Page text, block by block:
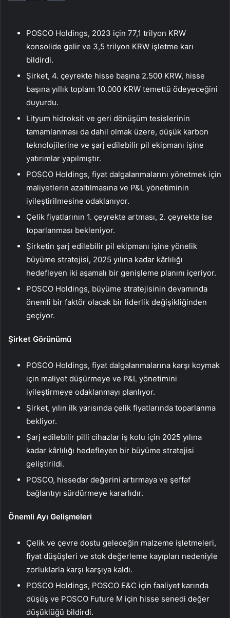
POSCO Holdings, 2023 için 77,1 trilyon KRW
konsolide gelir ve 3,5 trilyon KRW işletme karı
bildirdi.
Şirket, 4. çeyrekte hisse başına 2.500 KRW, hisse
başına yıllık toplam 10.000 KRW temettü ödeyeceğini
duyurdu.
Lityum hidroksit ve geri dönüşüm tesislerinin
tamamlanması da dahil olmak üzere, düşük karbon
teknolojilerine ve şarj edilebilir pil ekipmanı işine
yatırımlar yapılmıştır.
POSCO Holdings, fiyat dalgalanmalarını yönetmek için
maliyetlerin azaltılmasına ve P&L yönetiminin
iyileştirilmesine odaklanıyor.
Çelik fiyatlarının 1. çeyrekte artması, 2. çeyrekte ise
toparlanması bekleniyor.
Şirketin şarj edilebilir pil ekipmanı işine yönelik
büyüme stratejisi, 2025 yılına kadar kârlılığı
hedefleyen iki aşamalı bir genişleme planını içeriyor.
POSCO Holdings, büyüme stratejisinin devamında
önemli bir faktör olacak bir liderlik değişikliğinden
geçiyor.
Şirket Görünümü
POSCO Holdings, fiyat dalgalanmalarına karşı koymak
için maliyet düşürmeye ve P&L yönetimini
iyileştirmeye odaklanmayı planlıyor.
Şirket, yılın ilk yarısında çelik fiyatlarında toparlanma
bekliyor.
Şarj edilebilir pilli cihazlar iş kolu için 2025 yılına
kadar kârlılığı hedefleyen bir büyüme stratejisi
geliştirildi.
POSCO, hissedar değerini artırmaya ve şeffaf
bağlantıyı sürdürmeye kararlıdır.
Önemli Ayı Gelişmeleri
Çelik ve çevre dostu geleceğin malzeme işletmeleri,
fiyat düşüşleri ve stok değerleme kayıpları nedeniyle
zorluklarla karşı karşıya kaldı.
POSCO Holdings, POSCO E&C için faaliyet karında
düşüş ve POSCO Future M için hisse senedi değer
düşüklüğü bildirdi.